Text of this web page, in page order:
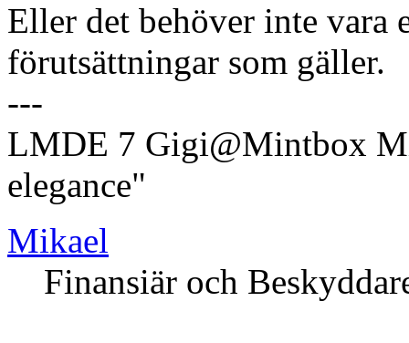
Eller det behöver inte
förutsättningar som gäller.
---
LMDE 7 Gigi@Mintbox
elegance"
Mikael
Finansiär och